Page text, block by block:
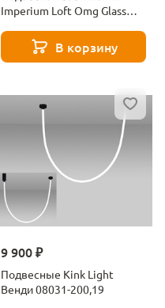
Imperium Loft Omg Glass
В корзину
9 900 ₽
Подвесные Kink Light
Венди 08031-200,19